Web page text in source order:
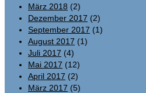
März 2018 (2)
Dezember 2017 (2)
September 2017 (1)
August 2017 (1)
Juli 2017 (4)
Mai 2017 (12)
April 2017 (2)
März 2017 (5)